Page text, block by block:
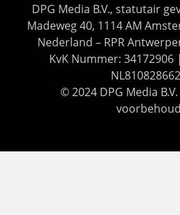
DPG Media B.V., statutair
Madeweg 40, 1114 AM
Nederland – RPR
KvK Nummer:
© 2024 DPG Media